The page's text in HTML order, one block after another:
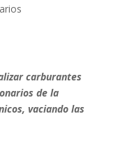
carburantes
de la
vaciando las